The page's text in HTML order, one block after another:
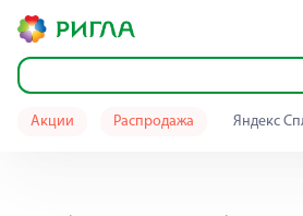
Акции Распродажа Яндекс